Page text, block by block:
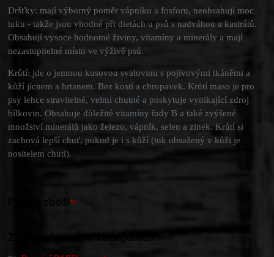
Dršťky: mají výborný poměr vápníku a fosforu, neobsahují moc
tuku - takže jsou vhodné při dietách u psů s nadváhou a kastrátů.
Obsahují vysoce hodnotné živiny, vitamíny a minerály a mají
nezastupitelné místo ve výživě psů.
Krůtí: jde o jemnou kusovou svalovinu s pojivovými tkáněmi a
kůží jícnem a hrtanem. Bez kostí a chrupavek. Krůtí maso je pro
psy lehce stravitelné, velmi chutné a poskytuje vynikající zdroj
bílkovin. Obsahuje důležité vitamíny řady B a také zvýšené
množství minerálů jako železo, vápník, selen a zinek. Krůtí si
zachová lepší chuť, pokud je i s kůží (tuk obsažený v kůži je
nositelem chuti).
Původ zboží
Zboží zařazeno v kategoriích